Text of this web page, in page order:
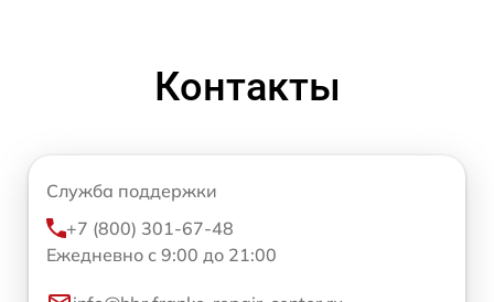
Контакты
Служба поддержки
+7 (800) 301-67-48
Ежедневно с 9:00 до 21:00